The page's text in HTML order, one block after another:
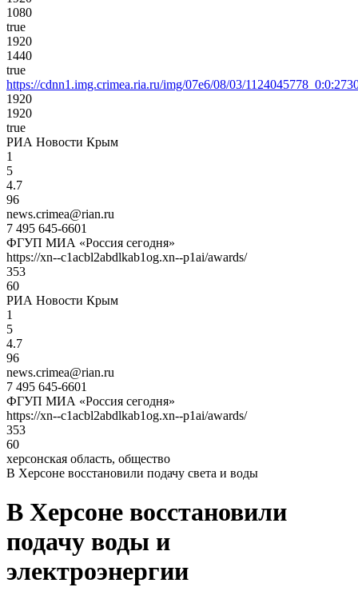
1080
true
1920
1440
true
https://cdnn1.img.crimea.ria.ru/img/07e6/08/03/
1920
1920
true
РИА Новости Крым
1
5
4.7
96
news.crimea@rian.ru
7 495 645-6601
ФГУП МИА «Россия сегодня»
https://xn--c1acbl2abdlkab1og.xn--p1ai/awards/
353
60
РИА Новости Крым
1
5
4.7
96
news.crimea@rian.ru
7 495 645-6601
ФГУП МИА «Россия сегодня»
https://xn--c1acbl2abdlkab1og.xn--p1ai/awards/
353
60
херсонская область, общество
В Херсоне восстановили подачу света и воды
В Херсоне восстановили
подачу воды и
электроэнергии